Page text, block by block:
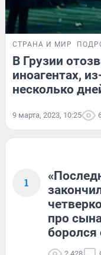
СТРАНА И МИР
В Грузии
иноагентах,
несколько
9 марта, 2023, 10:25
1
про
боролся